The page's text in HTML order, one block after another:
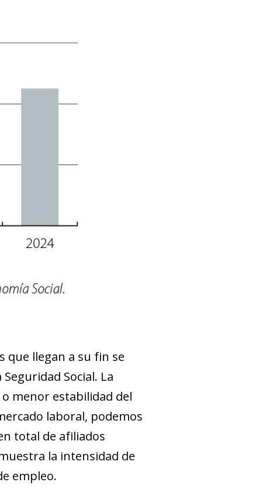
que llegan a su fin se
Social. La
menor estabilidad del
laboral, podemos
total de afiliados
la intensidad de
empleo.